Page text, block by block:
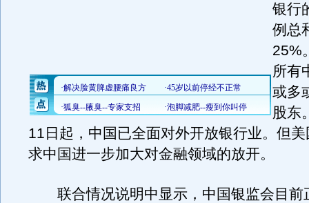
银行
例总
25%
所有
或多
股东
11日起，中国已全面对外开放银行业。但
求中国进一步加大对金融领域的放开。
联合情况说明中显示，中国银监会目前